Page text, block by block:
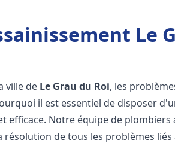
Le
ville de Le Grau du Roi, les
il est essentiel de disposer
efficace. Notre équipe de plombiers
résolution de tous les problèmes